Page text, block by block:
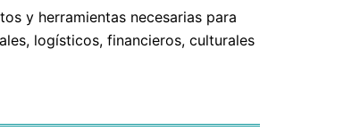
y herramientas necesarias para
logísticos, financieros, culturales